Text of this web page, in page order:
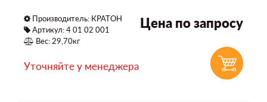
Производитель: КРАТОН
Артикул: 4 01 02 001
Вес: 29,70кг
Цена по запросу
Уточняйте у менеджера